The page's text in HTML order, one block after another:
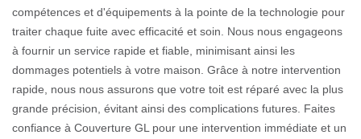
compétences et d'équipements à la pointe de la technologie pour
traiter chaque fuite avec efficacité et soin. Nous nous engageons
à fournir un service rapide et fiable, minimisant ainsi les
dommages potentiels à votre maison. Grâce à notre intervention
rapide, nous nous assurons que votre toit est réparé avec la plus
grande précision, évitant ainsi des complications futures. Faites
confiance à Couverture GL pour une intervention immédiate et un